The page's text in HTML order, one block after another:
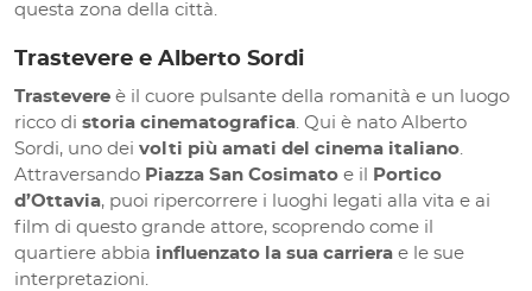
questa zona della città.
Trastevere e Alberto Sordi
Trastevere è il cuore pulsante della romanità e un luogo
ricco di storia cinematografica. Qui è nato Alberto
Sordi, uno dei volti più amati del cinema italiano.
Attraversando Piazza San Cosimato e il
Portico
d’Ottavia, puoi ripercorrere i luoghi legati alla vita e ai
film di questo grande attore, scoprendo come il
quartiere abbia influenzato la sua carriera e le sue
interpretazioni.